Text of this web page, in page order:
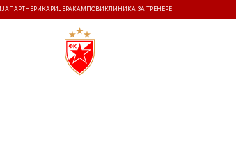
ПАРТНЕРИ КАРИЈЕРА КАМПОВИ КЛИНИКА ЗА ТРЕНЕРЕ